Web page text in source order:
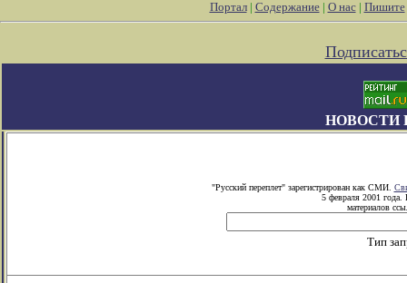
Портал| Содержание| О нас| Пишите
НОВОСТИ
"Русский переплет" зарегистрирован как СМИ.
5 февраля 2001 года.
материалов
Тип